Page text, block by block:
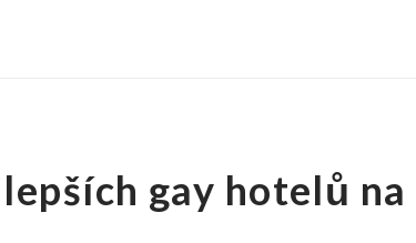
gay hotelů